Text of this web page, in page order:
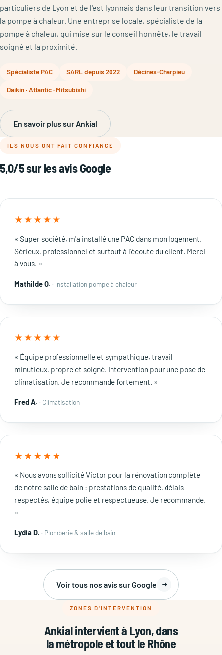
particuliers de Lyon et de l'est lyonnais dans leur transition vers
la pompe à chaleur. Une entreprise locale, spécialiste de la
pompe à chaleur, qui mise sur le conseil honnête, le travail
soigné et la proximité.
Spécialiste PAC SARL depuis 2022 Décines-Charpieu
Daikin · Atlantic · Mitsubishi
En savoir plus sur Ankial
ILS NOUS ONT FAIT CONFIANCE
5,0/5 sur les avis Google
★★★★★
« Super société, m'a installé une PAC dans mon logement.
Sérieux, professionnel et surtout à l'écoute du client. Merci
à vous. »
Mathilde O. · Installation pompe à chaleur
★★★★★
« Équipe professionnelle et sympathique, travail
minutieux, propre et soigné. Intervention pour une pose de
climatisation. Je recommande fortement. »
Fred A. · Climatisation
★★★★★
« Nous avons sollicité Victor pour la rénovation complète
de notre salle de bain : prestations de qualité, délais
respectés, équipe polie et respectueuse. Je recommande.
»
Lydia D. · Plomberie & salle de bain
Voir tous nos avis sur Google
ZONES D'INTERVENTION
Ankial intervient à Lyon, dans
la métropole et tout le Rhône